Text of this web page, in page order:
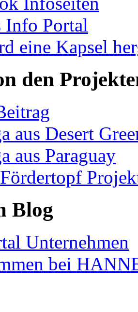
Info Portal
eine Kapsel
den
aus Desert
aus Paraguay
Blog
Unternehmen
bei